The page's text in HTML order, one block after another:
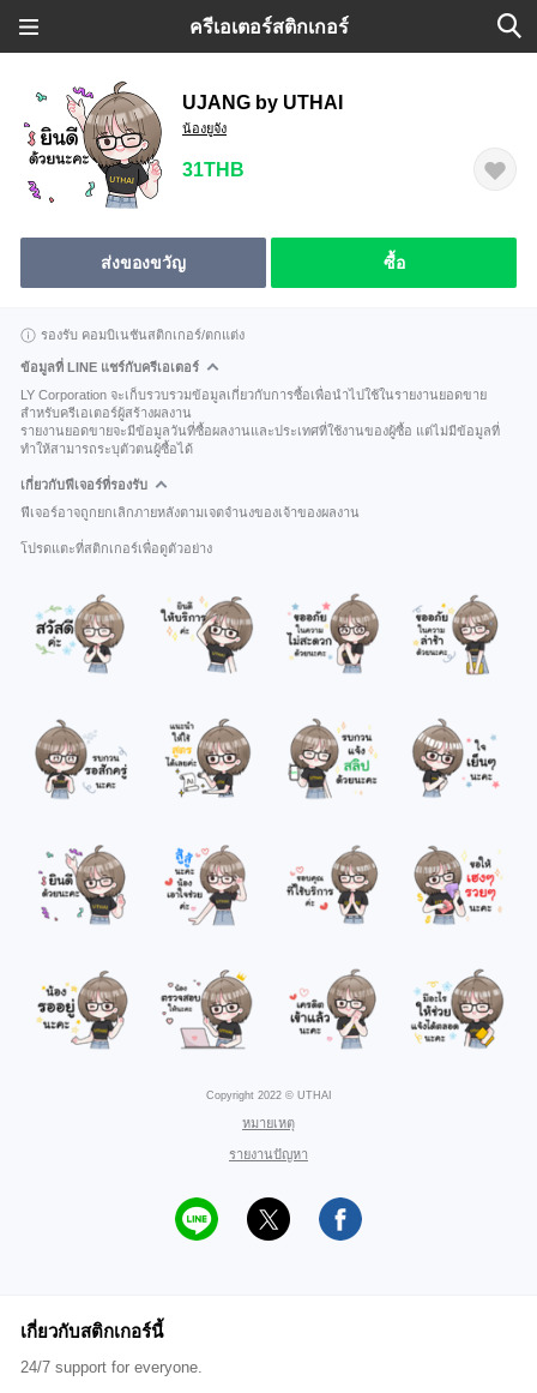
ครีเอเตอร์สติกเกอร์
UJANG by UTHAI
น้องยูจัง
31THB
ส่งของขวัญ ซื้อ
รองรับ คอมบิเนชันสติกเกอร์/ตกแต่ง
ข้อมูลที่ LINE แชร์กับครีเอเตอร์
LY Corporation จะเก็บรวบรวมข้อมูลเกี่ยวกับการซื้อเพื่อนำไปใช้ในรายงานยอดขาย
สำหรับครีเอเตอร์ผู้สร้างผลงาน
รายงานยอดขายจะมีข้อมูลวันที่ซื้อผลงานและประเทศที่ใช้งานของผู้ซื้อ แต่ไม่มีข้อมูลที่
ทำให้สามารถระบุตัวตนผู้ซื้อได้
เกี่ยวกับฟีเจอร์ที่รองรับ
ฟีเจอร์อาจถูกยกเลิกภายหลังตามเจตจำนงของเจ้าของผลงาน
โปรดแตะที่สติกเกอร์เพื่อดูตัวอย่าง
Copyright 2022 © UTHAI
หมายเหตุ
รายงานปัญหา
เกี่ยวกับสติกเกอร์นี้
24/7 support for everyone.